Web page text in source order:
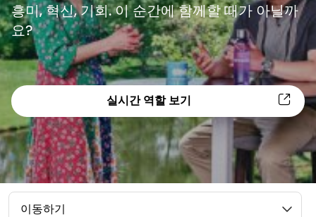
흥미, 혁신, 기회. 이 순간에 함께할 때가 아닐까
요?
실시간 역할 보기
이동하기